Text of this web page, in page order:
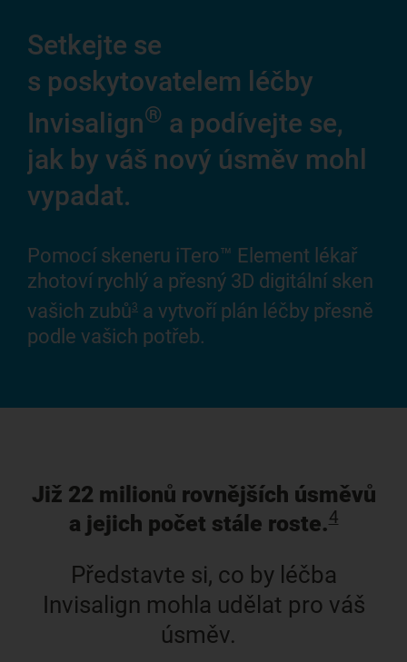
Setkejte se
s poskytovatelem léčby
Invisalign® a podívejte se,
jak by váš nový úsměv mohl
vypadat.
Pomocí skeneru iTero™ Element lékař
zhotoví rychlý a přesný 3D digitální sken
vašich zubů3 a vytvoří plán léčby přesně
podle vašich potřeb.
Již 22 milionů rovnějších úsměvů
a jejich počet stále roste.4
Představte si, co by léčba
Invisalign mohla udělat pro váš
úsměv.